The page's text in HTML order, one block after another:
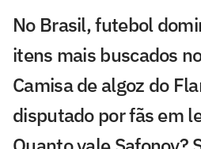
No Brasil, futebol
itens mais buscados
Camisa de algoz do
disputado por fãs em